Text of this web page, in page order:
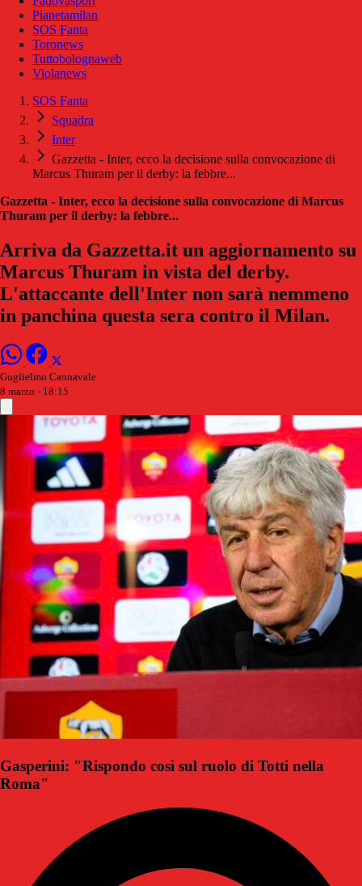
Pianetamilan
SOS Fanta
Toronews
Tuttobolognaweb
Violanews
SOS Fanta
Squadra
Inter
Gazzetta - Inter, ecco la decisione sulla convocazione di
Marcus Thuram per il derby: la febbre...
Gazzetta - Inter, ecco la decisione sulla convocazione di Marcus
Thuram per il derby: la febbre...
Arriva da Gazzetta.it un aggiornamento su
Marcus Thuram in vista del derby.
L'attaccante dell'Inter non sarà nemmeno
in panchina questa sera contro il Milan.
Guglielmo Cannavale
8 marzo - 18:15
Gasperini: "Rispondo così sul ruolo di Totti nella
Roma"